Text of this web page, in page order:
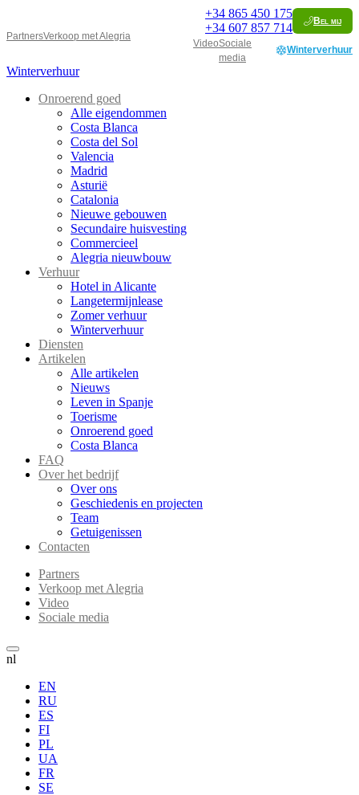
PartnersVerkoop met Alegria
+34 865 450 175
+34 607 857 714
Bel mij
VideoSociale
media
Winterverhuur
Winterverhuur
Onroerend goed
Alle eigendommen
Costa Blanca
Costa del Sol
Valencia
Madrid
Asturië
Catalonia
Nieuwe gebouwen
Secundaire huisvesting
Commercieel
Alegria nieuwbouw
Verhuur
Hotel in Alicante
Langetermijnlease
Zomer verhuur
Winterverhuur
Diensten
Artikelen
Alle artikelen
Nieuws
Leven in Spanje
Toerisme
Onroerend goed
Costa Blanca
FAQ
Over het bedrijf
Over ons
Geschiedenis en projecten
Team
Getuigenissen
Contacten
Partners
Verkoop met Alegria
Video
Sociale media
nl
EN
RU
ES
FI
PL
UA
FR
SE